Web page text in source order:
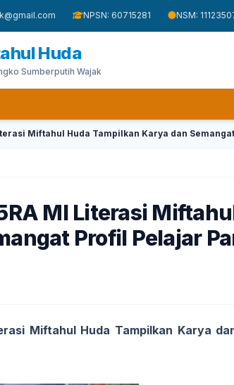
NPSN: 60715281 NSM:
Huda
Sumberputih Wajak
Miftahul Huda Tampilkan Karya dan
MI Literasi
Profil Pelajar
Miftahul Huda Tampilkan Karya